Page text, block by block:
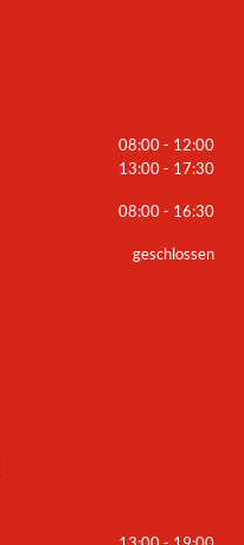
08:00 - 12:00
13:00 - 17:30
08:00 - 16:30
geschlossen